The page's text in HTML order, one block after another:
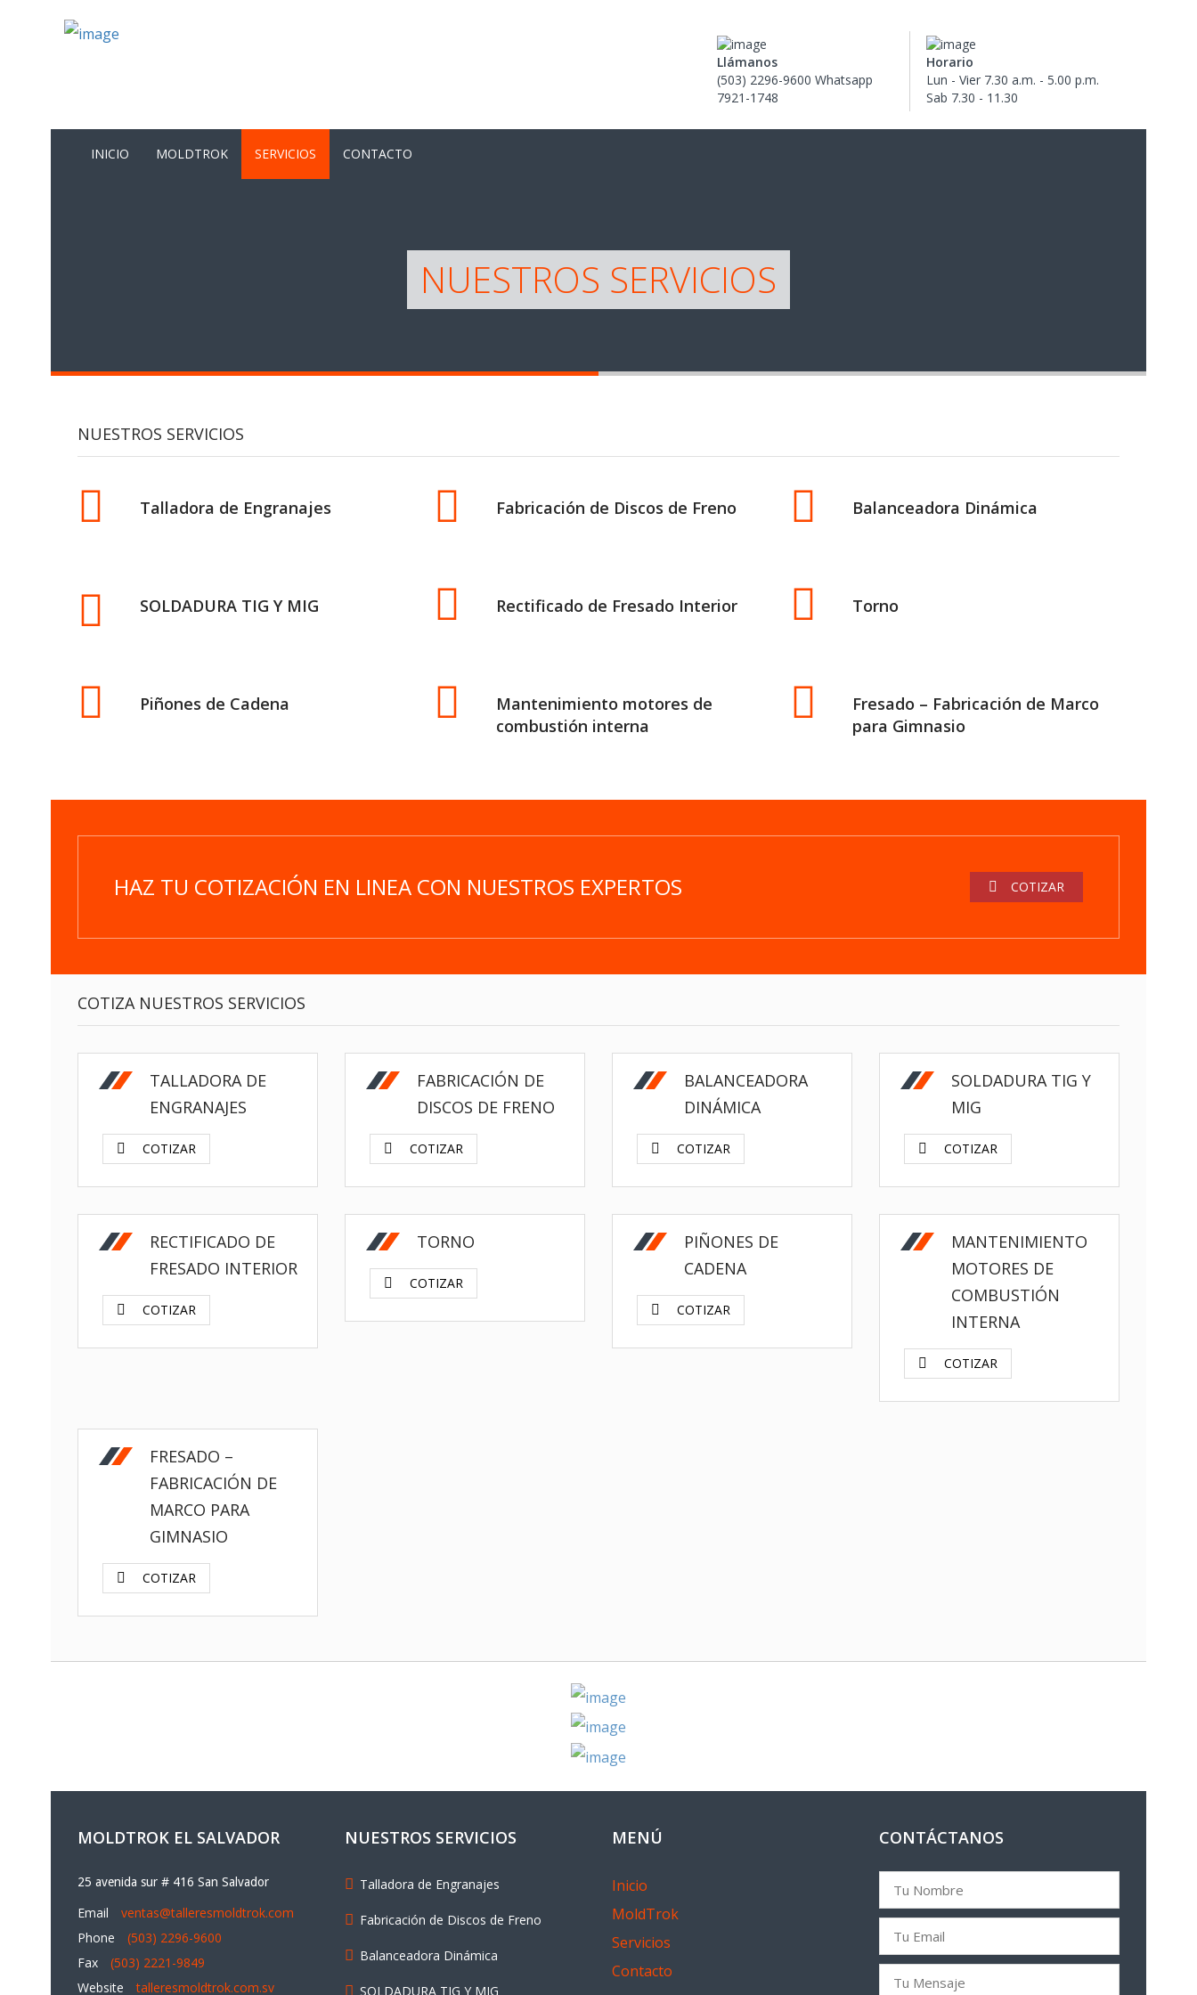
Llámanos
(503) 2296-9600 Whatsapp
7921-1748
Horario
Lun - Vier 7.30 a.m. - 5.00 p.m.
Sab 7.30 - 11.30
INICIO MOLDTROK SERVICIOS CONTACTO
NUESTROS SERVICIOS
NUESTROS SERVICIOS
Talladora de Engranajes Fabricación de Discos de Freno Balanceadora Dinámica
SOLDADURA TIG Y MIG Rectificado de Fresado Interior Torno
Piñones de Cadena
Mantenimiento motores de
combustión interna
Fresado – Fabricación de Marco
para Gimnasio
HAZ TU COTIZACIÓN EN LINEA CON NUESTROS EXPERTOS COTIZAR
COTIZA NUESTROS SERVICIOS
$
TALLADORA DE
ENGRANAJES
COTIZAR
$
FABRICACIÓN DE
DISCOS DE FRENO
COTIZAR
$
BALANCEADORA
DINÁMICA
COTIZAR
$
SOLDADURA TIG Y
MIG
COTIZAR
$
RECTIFICADO DE
FRESADO INTERIOR
COTIZAR
TORNO
COTIZAR
PIÑONES DE
CADENA
COTIZAR
MANTENIMIENTO
MOTORES DE
COMBUSTIÓN
INTERNA
COTIZAR
FRESADO –
FABRICACIÓN DE
MARCO PARA
GIMNASIO
COTIZAR
MOLDTROK EL SALVADOR
25 avenida sur # 416 San Salvador
Email
ventas@talleresmoldtrok.com
Phone
(503) 2296-9600
Fax
(503) 2221-9849
Website
talleresmoldtrok.com.sv
NUESTROS SERVICIOS
Talladora de Engranajes
Fabricación de Discos de Freno
Balanceadora Dinámica
SOLDADURA TIG Y MIG
MENÚ
Inicio
MoldTrok
Servicios
Contacto
CONTÁCTANOS